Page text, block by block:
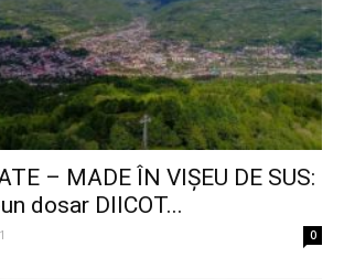
– MADE ÎN VIȘEU DE SUS:
dosar DIICOT...
0